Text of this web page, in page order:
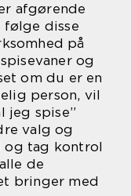
afgørende
følge disse
på
og
om du er en
person, vil
jeg spise”
valg og
og tag kontrol
de
bringer med